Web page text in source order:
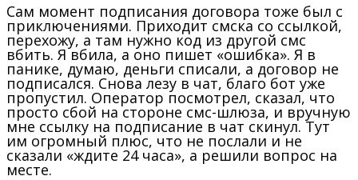
Сам момент подписания договора тоже был с
приключениями. Приходит смска со ссылкой,
перехожу, а там нужно код из другой смс
вбить. Я вбила, а оно пишет «ошибка». Я в
панике, думаю, деньги списали, а договор не
подписался. Снова лезу в чат, благо бот уже
пропустил. Оператор посмотрел, сказал, что
просто сбой на стороне смс-шлюза, и вручную
мне ссылку на подписание в чат скинул. Тут
им огромный плюс, что не послали и не
сказали «ждите 24 часа», а решили вопрос на
месте.